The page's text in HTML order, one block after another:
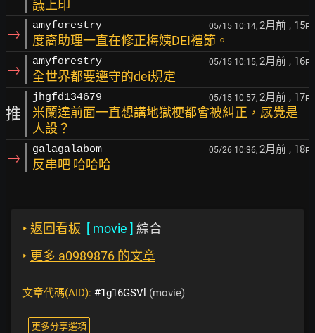
議上印
→ amyforestry 05/15 10:14, 2月前 , 15F
度裔助理一直在修正梅姨DEI禮節。
→ amyforestry 05/15 10:15, 2月前 , 16F
全世界都要遵守的dei規定
推
jhgfd134679 05/15 10:57, 2月前 , 17F
米蘭達前面一直想講地獄梗都會被糾正，感覺是
人設？
→ galagalabom 05/26 10:36, 2月前 , 18F
反串吧 哈哈哈
‣ 返回看板 [ movie ] 綜合
‣ 更多 a0989876 的文章
文章代碼(AID): #1g16GSVl (movie)
更多分享選項